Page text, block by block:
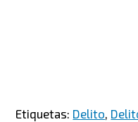
Etiquetas: Delito,